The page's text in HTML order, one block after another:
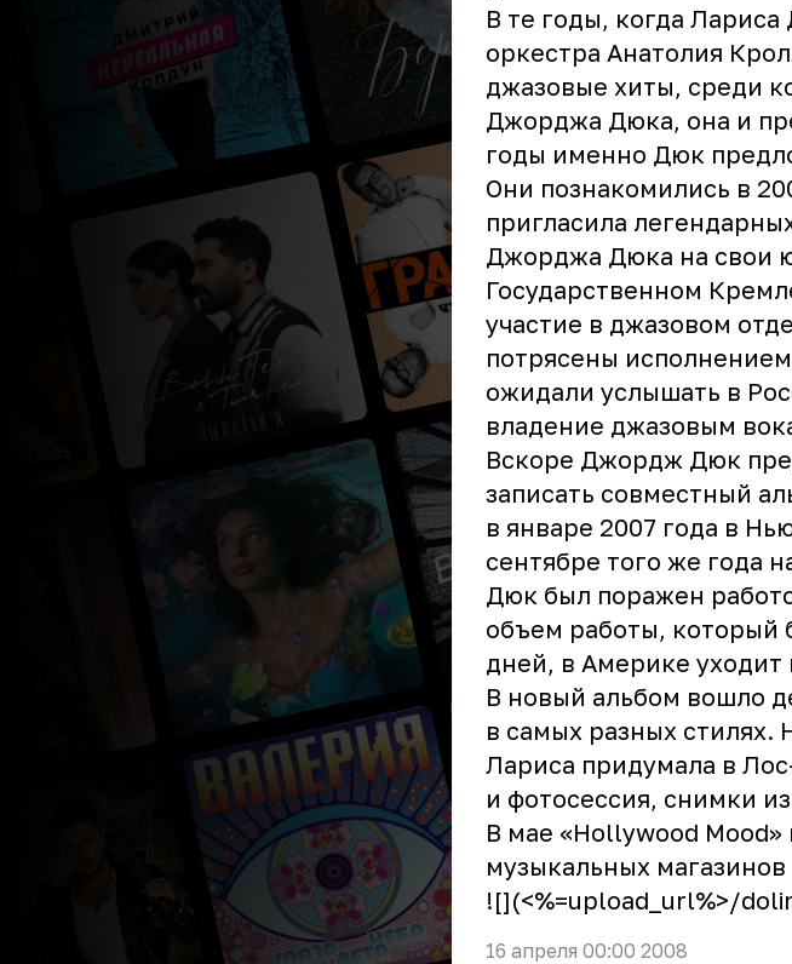
В те годы, когда Лариса
оркестра Анатолия
джазовые хиты, среди
Джорджа Дюка, она и
годы именно Дюк
Они познакомились в
пригласила
Джорджа Дюка на свои
Государственном
участие в джазовом
потрясены
ожидали услышать в
владение джазовым
Вскоре Джордж Дюк
записать совместный
в январе 2007 года в
сентябре того же года
Дюк был поражен
объем работы, который
дней, в Америке уходит
В новый альбом вошло
в самых разных стилях.
Лариса придумала в
и фотосессия, снимки
В мае «Hollywood Mood»
музыкальных
![](<%=upload_url%>/
16 апреля 00:00 2008